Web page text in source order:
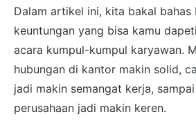
Dalam artikel ini, kita bakal bahas
keuntungan yang bisa kamu
acara kumpul-kumpul karyawan.
hubungan di kantor makin solid,
jadi makin semangat kerja,
perusahaan jadi makin keren.